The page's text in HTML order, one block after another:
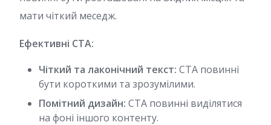
мати чіткий меседж.
Ефективні CTA:
Чіткий та лаконічний текст: CTA повинні
бути короткими та зрозумілими.
Помітний дизайн: CTA повинні виділятися
на фоні іншого контенту.